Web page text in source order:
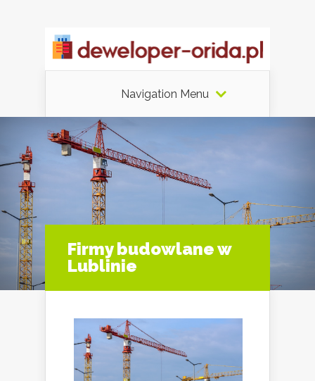
Navigation Menu
Firmy budowlane w
Lublinie